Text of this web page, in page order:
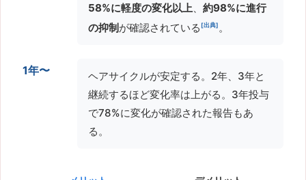
58%に軽度の変化以上
約98%に進行
の抑制が確認されている [出典] 。
1年〜
ヘアサイクルが安定する。2年、3年と
継続するほど変化率は上がる。3年投与
で78%に変化が確認された報告もあ
る。